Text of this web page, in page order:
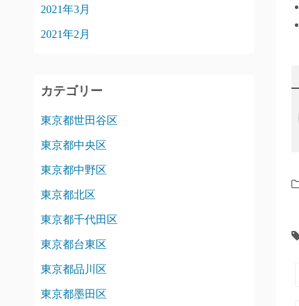
2021年3月
2021年2月
カテゴリー
東京都世田谷区
東京都中央区
東京都中野区
東京都北区
東京都千代田区
東京都台東区
東京都品川区
東京都墨田区